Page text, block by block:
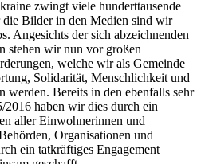
zwingt viele hunderttausende
Bilder in den Medien sind wir
Angesichts der sich abzeichnenden
stehen wir nun vor großen
welche wir als Gemeinde
Solidarität, Menschlichkeit und
werden. Bereits in den ebenfalls sehr
2016 haben wir dies durch ein
aller Einwohnerinnen und
Organisationen und
ein tatkräftiges Engagement